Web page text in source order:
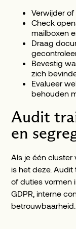
Verwijder
Check
mailboxen
Draag
Bevestig
zich
Evalueer
behouden
Audit
en
Als je één
is het deze.
of duties vormen
GDPR, interne
betrouwbaarheid.